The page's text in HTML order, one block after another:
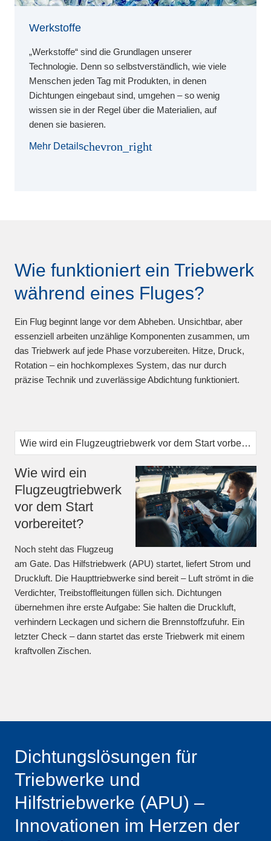
Werkstoffe
„Werkstoffe“ sind die Grundlagen unserer
Technologie. Denn so selbstverständlich, wie viele
Menschen jeden Tag mit Produkten, in denen
Dichtungen eingebaut sind, umgehen – so wenig
wissen sie in der Regel über die Materialien, auf
denen sie basieren.
Mehr Detailschevron_right
Wie funktioniert ein Triebwerk
während eines Fluges?
Ein Flug beginnt lange vor dem Abheben. Unsichtbar, aber
essenziell arbeiten unzählige Komponenten zusammen, um
das Triebwerk auf jede Phase vorzubereiten. Hitze, Druck,
Rotation – ein hochkomplexes System, das nur durch
präzise Technik und zuverlässige Abdichtung funktioniert.
Wie wird ein
Flugzeugtriebwerk
vor dem Start
vorbereitet?
Noch steht das Flugzeug
am Gate. Das Hilfstriebwerk (APU) startet, liefert Strom und
Druckluft. Die Haupttriebwerke sind bereit – Luft strömt in die
Verdichter, Treibstoffleitungen füllen sich. Dichtungen
übernehmen ihre erste Aufgabe: Sie halten die Druckluft,
verhindern Leckagen und sichern die Brennstoffzufuhr. Ein
letzter Check – dann startet das erste Triebwerk mit einem
kraftvollen Zischen.
Dichtungslösungen für
Triebwerke und
Hilfstriebwerke (APU) –
Innovationen im Herzen der